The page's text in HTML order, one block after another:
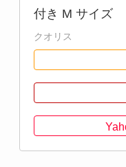
付き M サイズ
クオリス